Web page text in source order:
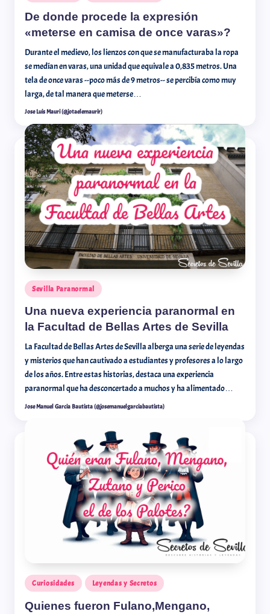
De donde procede la expresión
«meterse en camisa de once varas»?
Durante el medievo, los lienzos con que se manufacturaba la ropa
se medían en varas, una unidad que equivale a 0,835 metros. Una
tela de once varas --poco más de 9 metros-- se percibía como muy
larga, de tal manera que meterse…
Jose Luis Mauri (@jotaelemaurir)
Sevilla Paranormal
Una nueva experiencia paranormal en
la Facultad de Bellas Artes de Sevilla
La Facultad de Bellas Artes de Sevilla alberga una serie de leyendas
y misterios que han cautivado a estudiantes y profesores a lo largo
de los años. Entre estas historias, destaca una experiencia
paranormal que ha desconcertado a muchos y ha alimentado…
Jose Manuel Garcia Bautista (@josemanuelgarciabautista)
Curiosidades Leyendas y Secretos
Quienes fueron Fulano,Mengano,